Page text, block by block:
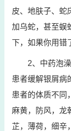
皮、地肤子、蛇
加乌蛇，甚至蜈
下，如果你用错
2、中药泡
患者缓解银屑病
患者的体质不同
麻黄，防风，龙
芷，薄荷，细辛